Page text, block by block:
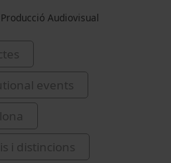
Audiovisual
events
i distincions